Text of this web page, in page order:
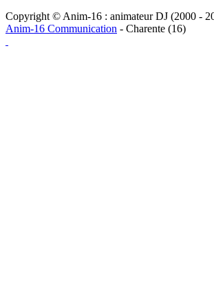
Copyright © Anim-16 : animateur DJ (2000 -
Anim-16 Communication - Charente (16)